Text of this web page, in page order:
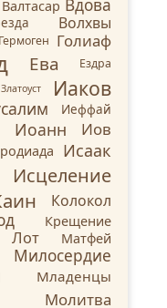
Валтасар Вдова
Волхвы
Гермоген Голиаф
Ева Ездра
Златоуст Иаков
Иеффай
Иоанн Иов
Исаак
Исцеление
Колокол
Крещение
Лот Матфей
Милосердие
Младенцы
Молитва